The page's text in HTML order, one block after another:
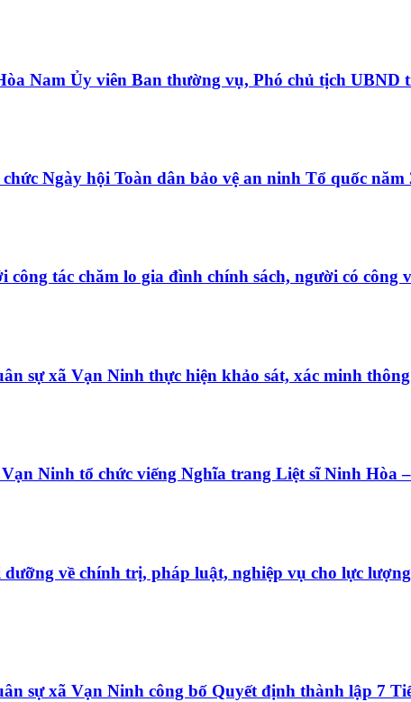
Nam Ủy viên Ban thường vụ, Phó chủ tịch
Ngày hội Toàn dân bảo vệ an ninh Tổ quốc năm
công tác chăm lo gia đình chính sách, người có công
sự xã Vạn Ninh thực hiện khảo sát, xác minh
Ninh tổ chức viếng Nghĩa trang Liệt sĩ Ninh Hòa
về chính trị, pháp luật, nghiệp vụ cho lực
sự xã Vạn Ninh công bố Quyết định thành lập 7